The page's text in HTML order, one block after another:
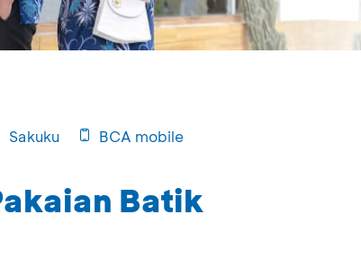
Sakuku BCA mobile
Batik